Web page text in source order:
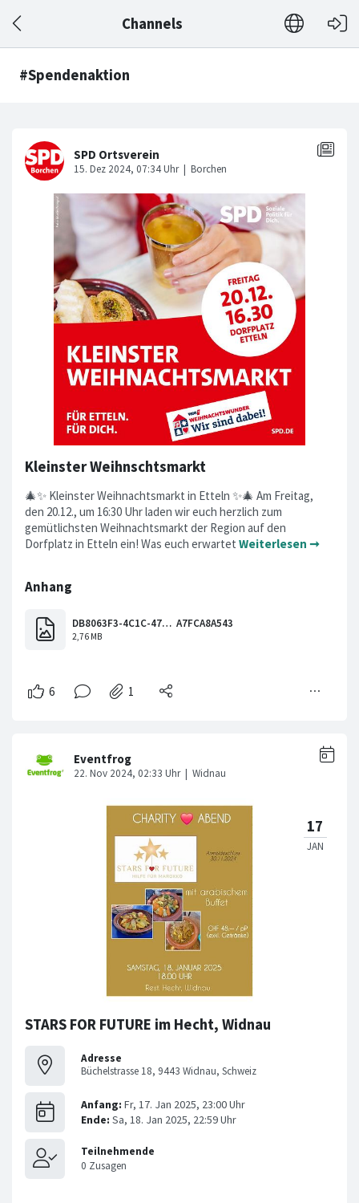
Channels
#Spendenaktion
Kleinster Weihnschtsmarkt
🎄✨ Kleinster Weihnachtsmarkt in Etteln ✨🎄 Am Freitag,
den 20.12., um 16:30 Uhr laden wir euch herzlich zum
gemütlichsten Weihnachtsmarkt der Region auf den
Dorfplatz in Etteln ein! Was euch erwartet Weiterlesen ➞
STARS FOR FUTURE im Hecht, Widnau
Adresse
Büchelstrasse 18, 9443 Widnau, Schweiz